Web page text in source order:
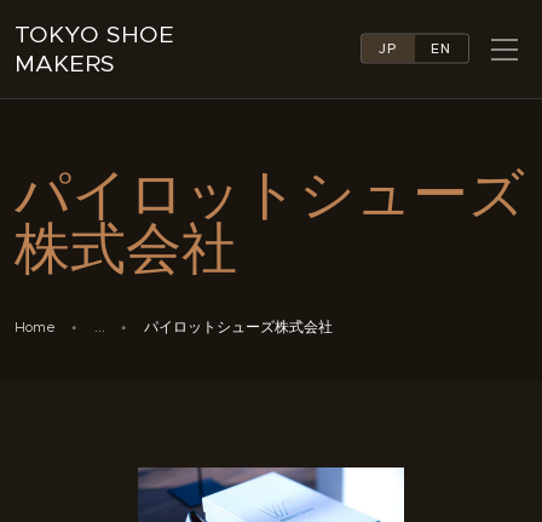
TOKYO SHOE
MAKERS
JP EN
パイロットシューズ
株式会社
Home ... パイロットシューズ株式会社
COMPANY LIST
COLLECTIONS
NEWS
LINKS
FEATURES